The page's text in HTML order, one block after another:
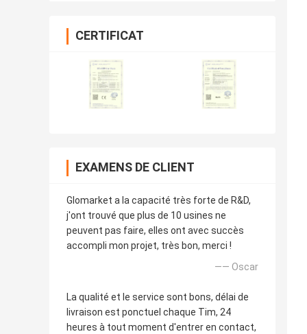
CERTIFICAT
EXAMENS DE CLIENT
Glomarket a la capacité très forte de R&D,
j'ont trouvé que plus de 10 usines ne
peuvent pas faire, elles ont avec succès
accompli mon projet, très bon, merci !
—— Oscar
La qualité et le service sont bons, délai de
livraison est ponctuel chaque Tim, 24
heures à tout moment d'entrer en contact,